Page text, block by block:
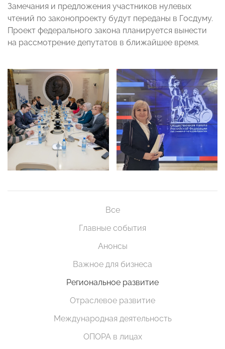
Замечания и предложения участников нулевых
чтений по законопроекту будут переданы в Госдуму.
Проект федерального закона планируется вынести
на рассмотрение депутатов в ближайшее время.
Все
Главные события
Анонсы
Важное для бизнеса
Региональное развитие
Отраслевое развитие
Международная деятельность
ОПОРА в лицах